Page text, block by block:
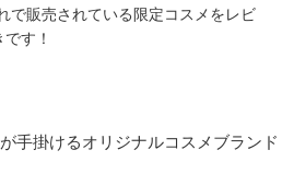
で販売されている限定コスメをレビ
す！
手掛けるオリジナルコスメブランド